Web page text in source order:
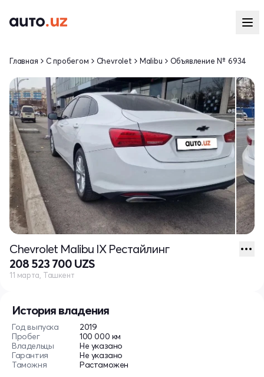
История владения
Год выпуска
2019
Пробег
100 000 км
Владельцы
Не указано
Гарантия
Не указано
Таможня
Растаможен
Главная С пробегом Chevrolet Malibu Объявление № 6934
Chevrolet Malibu IX Рестайлинг
208 523 700 UZS
11 марта, Ташкент